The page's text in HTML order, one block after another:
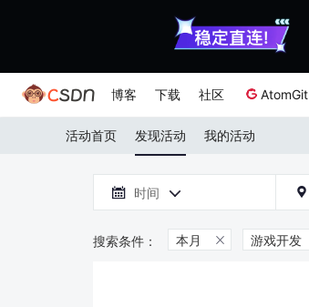
博客 下载 社区 AtomGit
活动首页 发现活动 我的活动
 时间  
本月  游戏开发